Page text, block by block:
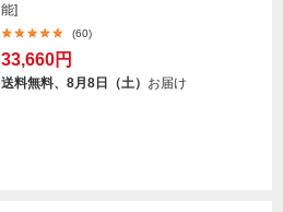
能]
(60)
33,660円
送料無料、8月8日（土） お届け